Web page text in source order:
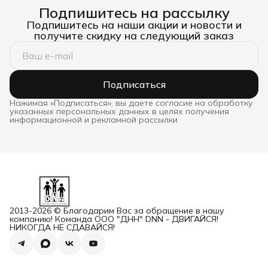
Подпишитесь на рассылку
Подпишитесь на наши акции и новости и
получите скидку на следующий заказ
Подписаться
Нажимая «Подписаться», вы даете согласие на обработку
указанных персональных данных в целях получения
информационной и рекламной рассылки
2013-2026 © Благодарим Вас за обращение в нашу
компанию! Команда ООО "ДНН" DNN - ДВИГАЙСЯ!
НИКОГДА НЕ СДАВАЙСЯ!